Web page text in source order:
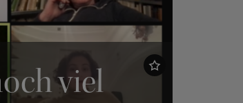
viel